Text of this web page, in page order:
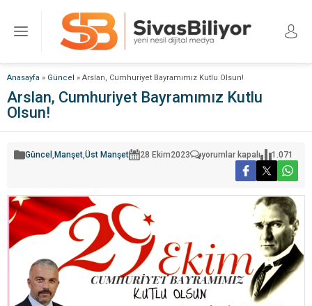
Anasayfa » Güncel » Arslan, Cumhuriyet Bayramımız Kutlu Olsun!
Arslan, Cumhuriyet Bayramımız Kutlu
Olsun!
Güncel , Manşet,Üst Manşet 28 Ekim2023
Arslan,
Cumhuriyet
Bayramımız
Olsun!
yorumlar kapalı 1.071